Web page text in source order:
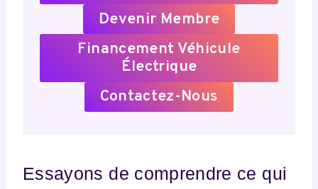
Devenir Membre
Financement Véhicule
Électrique
Contactez-Nous
Essayons de comprendre ce qui